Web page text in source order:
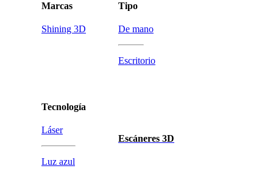
Marcas
Shining 3D
Tecnología
Láser
Luz azul
Tipo
De mano
Escritorio
Escáneres 3D